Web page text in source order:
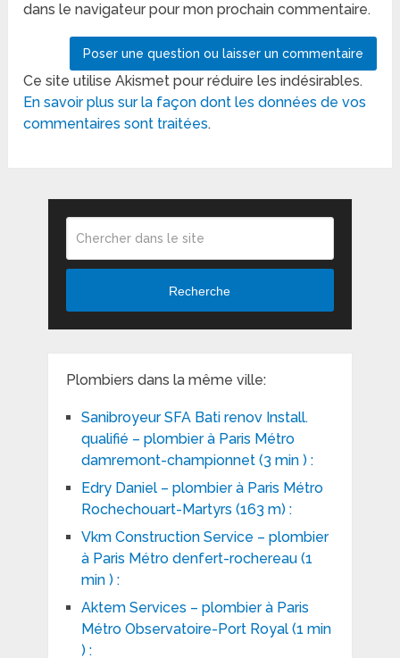
dans le navigateur pour mon prochain commentaire.
Ce site utilise Akismet pour réduire les indésirables.
En savoir plus sur la façon dont les données de vos
commentaires sont traitées.
Recherche
Plombiers dans la même ville:
Sanibroyeur SFA Bati renov Install.
qualifié – plombier à Paris Métro
damremont-championnet (3 min ) :
Edry Daniel – plombier à Paris Métro
Rochechouart-Martyrs (163 m) :
Vkm Construction Service – plombier
à Paris Métro denfert-rochereau (1
min ) :
Aktem Services – plombier à Paris
Métro Observatoire-Port Royal (1 min
) :